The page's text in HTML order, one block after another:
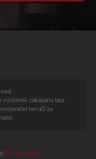
výslovně zakázáno bez
neručí za
Go bananas